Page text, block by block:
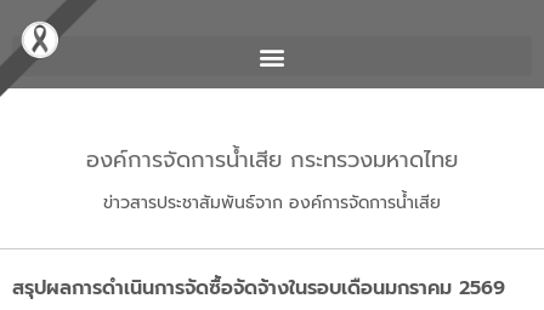
องค์การจัดการน้ำเสีย กระทรวงมหาดไทย
ข่าวสารประชาสัมพันธ์จาก องค์การจัดการน้ำเสีย
สรุปผลการดำเนินการจัดซื้อจัดจ้างในรอบเดือนมกราคม 2569